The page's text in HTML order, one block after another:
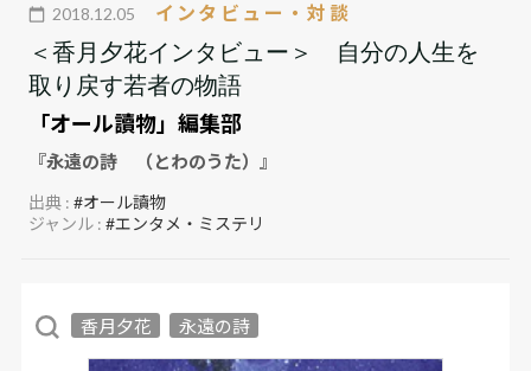
2018.12.05 インタビュー・対談
＜香月夕花インタビュー＞ 自分の人生を
取り戻す若者の物語
「オール讀物」編集部
『永遠の詩 （とわのうた）』
出典 :#オール讀物
ジャンル :#エンタメ・ミステリ
香月夕花 永遠の詩